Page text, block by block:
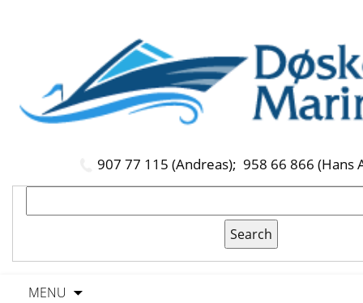
907 77 115 (Andreas); 958 66 866 (Hans
MENU